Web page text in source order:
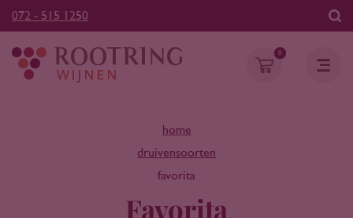
072 - 515 1250
0
home
druivensoorten
favorita
Favorita